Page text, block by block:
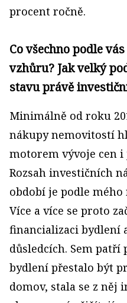
procent ročně.
Co všechno podle
vzhůru? Jak velký
stavu právě
Minimálně od roku
nákupy nemovitostí
motorem vývoje cen
Rozsah investičních
období je podle
Více a více se proto
financializaci bydlení
důsledcích. Sem patří
bydlení přestalo být
domov, stala se z něj